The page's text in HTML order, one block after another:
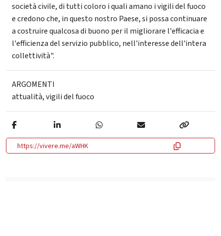
società civile, di tutti coloro i quali amano i vigili del fuoco
e credono che, in questo nostro Paese, si possa continuare
a costruire qualcosa di buono per il migliorare l'efficacia e
l'efficienza del servizio pubblico, nell'interesse dell'intera
collettività".
ARGOMENTI
attualità,vigili del fuoco
https://vivere.me/aWHK